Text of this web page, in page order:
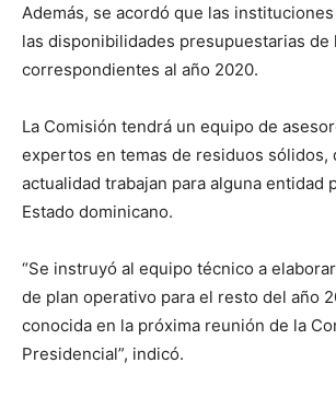
Además, se acordó que las
las disponibilidades presupuestarias
correspondientes al año 2020.
La Comisión tendrá un equipo de
expertos en temas de residuos sólidos,
actualidad trabajan para alguna entidad
Estado dominicano.
“Se instruyó al equipo técnico a
de plan operativo para el resto del año
conocida en la próxima reunión de la
Presidencial”, indicó.